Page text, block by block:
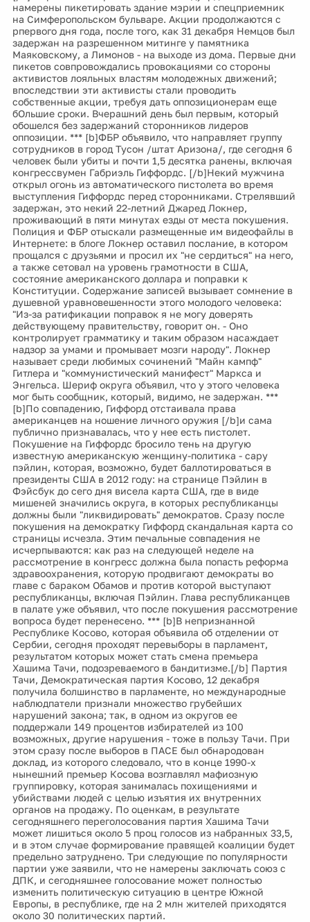
намерены пикетировать здание мэрии и спецприемник
на Симферопольском бульваре. Акции продолжаются с
рпервого дня года, после того, как 31 декабря Немцов был
задержан на разрешенном митинге у памятника
Маяковскому, а Лимонов - на выходе из дома. Первые дни
пикетов совпровождались провокациями со стороны
активистов лояльных властям молодежных движений;
впоследствии эти активисты стали проводить
собственные акции, требуя дать оппозиционерам еще
бОльшие сроки. Вчерашний день был первым, который
обошелся без задержаний сторонников лидеров
оппозиции. *** [b]ФБР объявило, что направляет группу
сотрудников в город Тусон /штат Аризона/, где сегодня 6
человек были убиты и почти 1,5 десятка ранены, включая
конгрессвумен Габриэль Гиффордс. [/b]Некий мужчина
открыл огонь из автоматического пистолета во время
выступления Гиффордс перед сторонниками. Стрелявший
задержан, это некий 22-летний Джаред Локнер,
проживающий в пяти минутах езды от места покушения.
Полиция и ФБР отыскали размещенные им видеофайлы в
Интернете: в блоге Локнер оставил послание, в котором
прощался с друзьями и просил их "не сердиться" на него,
а также сетовал на уровень грамотности в США,
состояние американского доллара и поправки к
Конституции. Содержание записей вызывает сомнение в
душевной уравновешенности этого молодого человека:
"Из-за ратификации поправок я не могу доверять
действующему правительству, говорит он. - Оно
контролирует грамматику и таким образом насаждает
надзор за умами и промывает мозги народу". Локнер
называет среди любимых сочинений "Майн кампф"
Гитлера и "коммунистический манифест" Маркса и
Энгельса. Шериф округа объявил, что у этого человека
мог быть сообщник, который, видимо, не задержан. ***
[b]По совпадению, Гиффорд отстаивала права
американцев на ношение личного оружия [/b]и сама
публично признавалась, что у нее есть пистолет.
Покушение на Гиффордс бросило тень на другую
известную американскую женщину-политика - сару
пэйлин, которая, возможно, будет баллотироваться в
президенты США в 2012 году: на странице Пэйлин в
Фэйсбук до сего дня висела карта США, где в виде
мишеней значились округа, в которых республиканцы
должны были "ликвидировать" демократов. Сразу после
покушения на демократку Гиффорд скандальная карта со
страницы исчезла. Этим печальные совпадения не
исчерпываются: как раз на следующей неделе на
рассмотрение в конгресс должна была попасть реформа
здравоохранения, которую продвигают демократы во
главе с бараком Обамов и против которой выступают
республиканцы, включая Пэйлин. Глава республиканцев
в палате уже объявил, что после покушения рассмотрение
вопроса будет перенесено. *** [b]В непризнанной
Республике Косово, которая объявила об отделении от
Сербии, сегодня проходят перевыборы в парламент,
результатом которых может стать смена премьера
Хашима Тачи, подозреваемого в бандитизме.[/b] Партия
Тачи, Демократическая партия Косово, 12 декабря
получила болшинство в парламенте, но международные
наблюдпатели признали множество грубейших
нарушений закона; так, в одном из округов ее
поддержали 149 процентов избирателей из 100
возможных, другие нарушения - тоже в пользу Тачи. При
этом сразу после выборов в ПАСЕ был обнародован
доклад, из которого следовало, что в конце 1990-х
нынешний премьер Косова возглавлял мафиозную
группировку, которая занималась похищениями и
убийствами людей с целью изъятия их внутренних
органов на продажу. По оценкам, в результате
сегодняшнего переголосования партия Хашима Тачи
может лишиться около 5 проц голосов из набранных 33,5,
и в этом случае формирование правящей коалиции будет
предельно затруднено. Три следующие по популярности
партии уже заявили, что не намерены заключать союз с
ДПК, и сегодняшнее голосование может полностью
изменить политическую ситуацию в центре Южной
Европы, в республике, где на 2 млн жителей приходятся
около 30 политических партий.